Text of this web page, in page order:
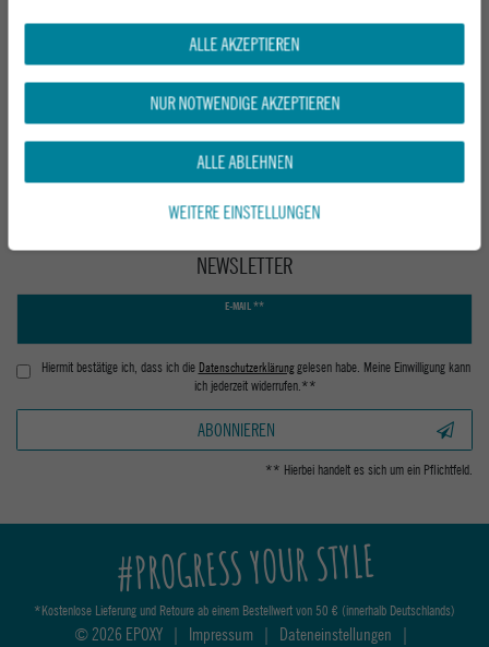
VERSAND
GEPRÜFTE SICHERHEIT
NEWSLETTER
E-MAIL **
Hiermit bestätige ich, dass ich die Daten­schutz­erklärunggelesen habe. Meine Einwilligung kann
ich jederzeit widerrufen.**
ABONNIEREN
** Hierbei handelt es sich um ein Pflichtfeld.
#PROGRESS YOUR STYLE
*Kostenlose Lieferung und Retoure ab einem Bestellwert von 50 € (innerhalb Deutschlands)
© 2026 EPOXY | Impressum | Dateneinstellungen |
ALLE AKZEPTIEREN
NUR NOTWENDIGE AKZEPTIEREN
ALLE ABLEHNEN
WEITERE EINSTELLUNGEN